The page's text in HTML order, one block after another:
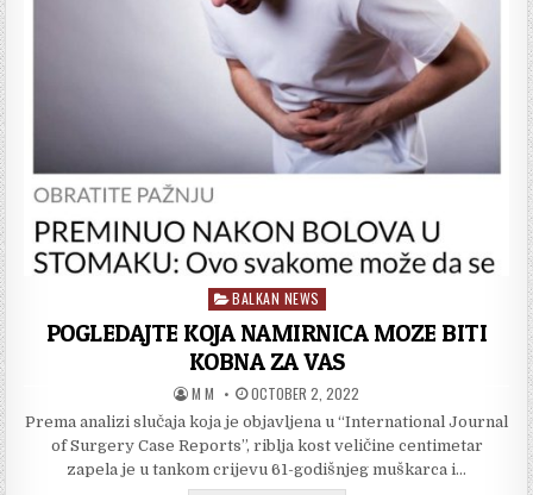
BUDE
SIMPTOM
SRČANOG
UDARA
Posted
in
BALKAN NEWS
POGLEDAJTE KOJA NAMIRNICA MOZE BITI
KOBNA ZA VAS
AUTHOR:
M M PUBLISHED
DATE:
OCTOBER 2, 2022
Prema analizi slučaja koja je objavljena u “International Journal
of Surgery Case Reports”, riblja kost veličine centimetar
zapela je u tankom crijevu 61-godišnjeg muškarca i…